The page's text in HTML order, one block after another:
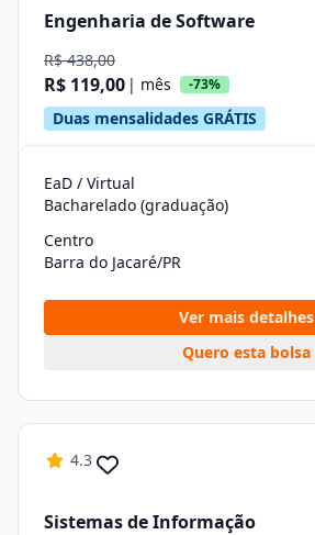
Engenharia de Software
R$ 438,00
R$ 119,00 | mês -73%
Duas mensalidades GRÁTIS
EaD / Virtual
Bacharelado (graduação)
Centro
Barra do Jacaré/PR
Ver mais detalhes
Quero esta bolsa
4.3
Sistemas de Informação